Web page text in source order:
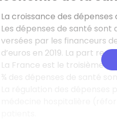
La croissance des
Les dépenses de santé
versées par les financeurs
d’euros en 2019. La part
La France est le troisième